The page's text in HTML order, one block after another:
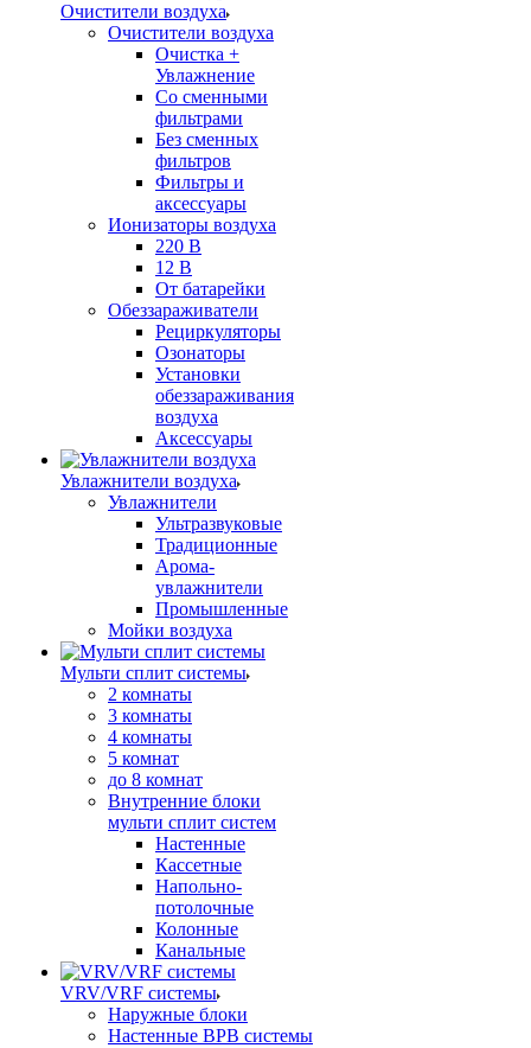
Очистители воздуха
Очистители воздуха
Очистка +
Увлажнение
Cо сменными
фильтрами
Без сменных
фильтров
Фильтры и
аксессуары
Ионизаторы воздуха
220 В
12 В
От батарейки
Обеззараживатели
Рециркуляторы
Озонаторы
Установки
обеззараживания
воздуха
Аксессуары
Увлажнители воздуха
Увлажнители
Ультразвуковые
Традиционные
Арома-
увлажнители
Промышленные
Мойки воздуха
Мульти сплит системы
2 комнаты
3 комнаты
4 комнаты
5 комнат
до 8 комнат
Внутренние блоки
мульти сплит систем
Настенные
Кассетные
Напольно-
потолочные
Колонные
Канальные
VRV/VRF системы
Наружные блоки
Настенные ВРВ системы